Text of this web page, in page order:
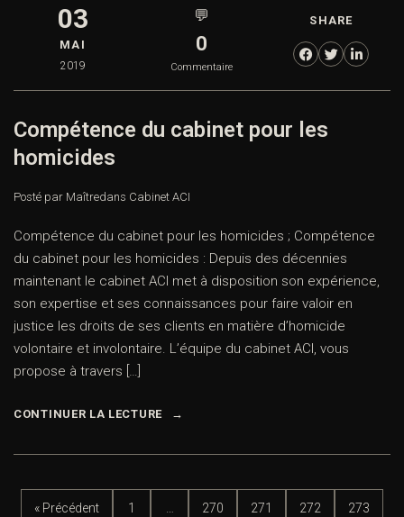
03
MAI
2019
💬
0
Commentaire
SHARE
Compétence du cabinet pour les
homicides
Posté par Maîtredans Cabinet ACI
Compétence du cabinet pour les homicides ; Compétence
du cabinet pour les homicides : Depuis des décennies
maintenant le cabinet ACI met à disposition son expérience,
son expertise et ses connaissances pour faire valoir en
justice les droits de ses clients en matière d’homicide
volontaire et involontaire. L’équipe du cabinet ACI, vous
propose à travers […]
CONTINUER LA LECTURE
« Précédent 1 270 271 272 273